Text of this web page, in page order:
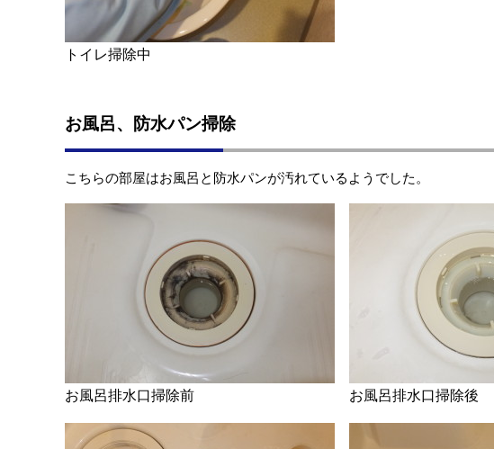
トイレ掃除中
お風呂、防水パン掃除
こちらの部屋はお風呂と防水パンが汚れているようでした。
お風呂排水口掃除前 お風呂排水口掃除後